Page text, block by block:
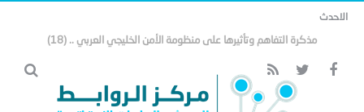
الاحدث
مذكرة التفاهم وتأثيرها على منظومة الأمن الخليجي العربي .. (18)